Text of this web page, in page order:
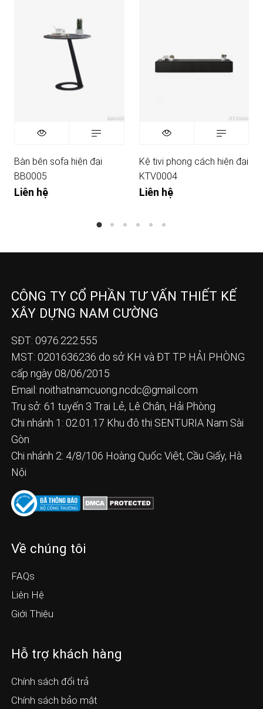
Bàn bên sofa hiện đại
BB0005
Liên hệ
Kệ tivi phong cách hiện đại
KTV0004
Liên hệ
CÔNG TY CỔ PHẦN TƯ VẤN THIẾT KẾ
XÂY DỰNG NAM CƯỜNG
SĐT: 0976.222.555
MST: 0201636236 do sở KH và ĐT TP HẢI PHÒNG
cấp ngày 08/06/2015
Email: noithatnamcuong.ncdc@gmail.com
Trụ sở: 61 tuyến 3 Trại Lẻ, Lê Chân, Hải Phòng
Chi nhánh 1: 02.01.17 Khu đô thị SENTURIA Nam Sài
Gòn
Chi nhánh 2: 4/8/106 Hoàng Quốc Việt, Cầu Giấy, Hà
Nội
Về chúng tôi
FAQs
Liên Hệ
Giới Thiệu
Hỗ trợ khách hàng
Chính sách đổi trả
Chính sách bảo mật